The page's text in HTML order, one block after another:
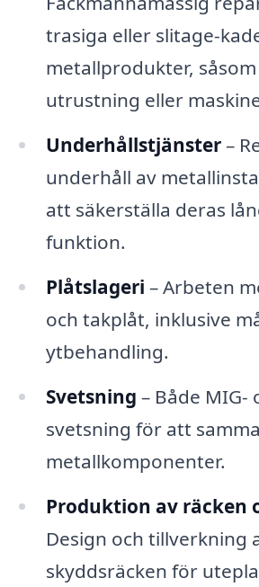
trasiga eller slitage-
metallprodukter,
utrustning eller
Underhållstjänster–
underhåll av
att säkerställa deras
funktion.
Plåtslageri – Arbeten
och takplåt, inklusive
ytbehandling.
Svetsning – Både MIG-
svetsning för att
metallkomponenter.
Produktion av räcken
Design och tillverkning
skyddsräcken för